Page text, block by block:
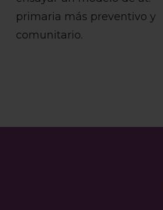
primaria más preventivo y
comunitario.